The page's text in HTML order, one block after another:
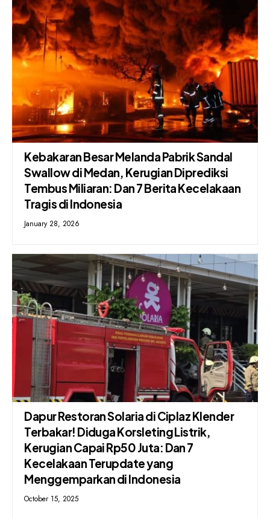
Kebakaran Besar Melanda Pabrik Sandal
Swallow di Medan, Kerugian Diprediksi
Tembus Miliaran: Dan 7 Berita Kecelakaan
Tragis di Indonesia
January 28, 2026
Dapur Restoran Solaria di Ciplaz Klender
Terbakar! Diduga Korsleting Listrik,
Kerugian Capai Rp50 Juta: Dan 7
Kecelakaan Terupdate yang
Menggemparkan di Indonesia
October 15, 2025